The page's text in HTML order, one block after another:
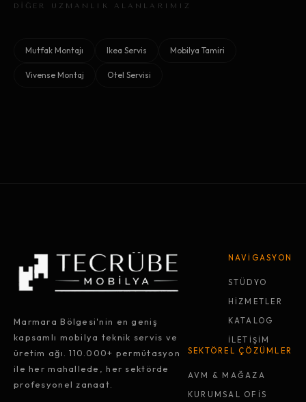
DİĞER UZMANLIK ALANLARIMIZ
Mutfak Montajı Ikea Servis Mobilya Tamiri
Vivense Montaj Otel Servisi
Marmara Bölgesi'nin en geniş
kapsamlı mobilya teknik servis ve
üretim ağı. 110.000+ permütasyon
ile her mahallede, her sektörde
profesyonel zanaat.
NAVİGASYON
STÜDYO
HİZMETLER
KATALOG
İLETİŞİM
SEKTÖREL ÇÖZÜMLER
AVM & MAĞAZA
KURUMSAL OFİS